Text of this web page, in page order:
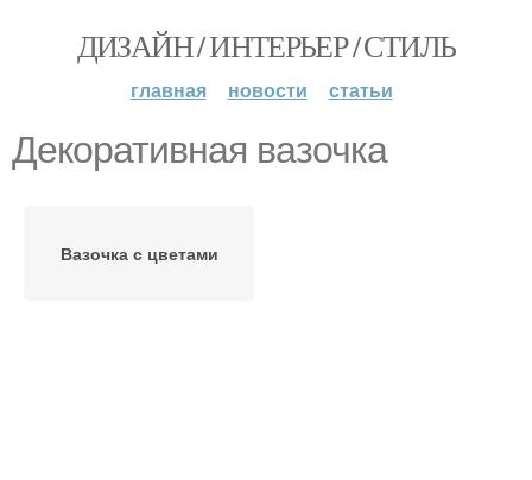
ДИЗАЙН / ИНТЕРЬЕР / СТИЛЬ
главная новости статьи
Декоративная вазочка
Вазочка с цветами